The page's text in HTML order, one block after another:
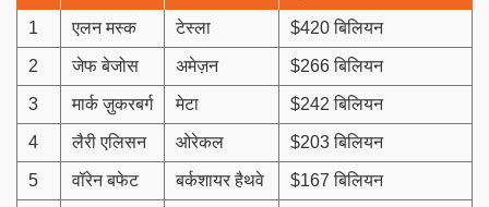
1 एलन मस्क टेस्ला $420 बिलियन
2 जेफ बेजोस अमेज़न $266 बिलियन
3 मार्क ज़ुकरबर्ग मेटा $242 बिलियन
4 लैरी एलिसन ओरेकल $203 बिलियन
5 वॉरेन बफेट बर्कशायर हैथवे $167 बिलियन